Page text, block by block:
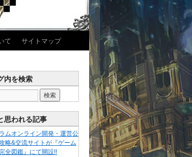
て サイトマップ
内を検索
思われる記事
ムオンライン開発・運営公
略&交流サイトが『ゲーム
全図鑑』にて開設!!